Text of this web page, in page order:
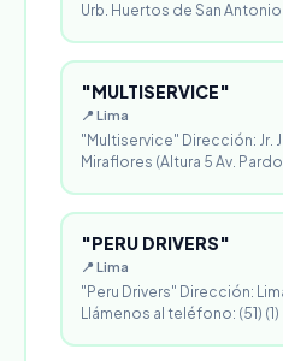
Urb. Huertos de San
"MULTISERVICE"
📍 Lima
"Multiservice" Dirección: Jr.
Miraflores (Altura 5 Av.
"PERU DRIVERS"
📍 Lima
"Peru Drivers" Dirección:
Llámenos al teléfono: (51)